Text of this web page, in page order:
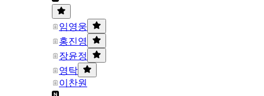
임영웅
홍진영
장윤정
영탁
이찬원